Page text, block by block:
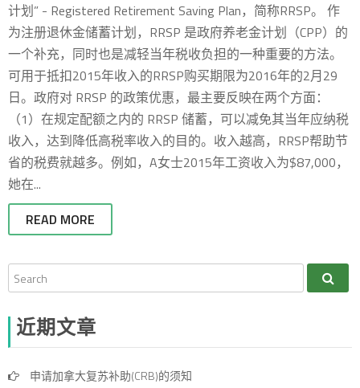
计划” - Registered Retirement Saving Plan，简称RRSP。 作
为注册退休金储蓄计划，RRSP 是政府养老金计划（CPP）的
一个补充，同时也是减轻当年税收负担的一种重要的方法。
可用于抵扣2015年收入的RRSP购买期限为2016年的2月29
日。政府对 RRSP 的政策优惠，最主要反映在两个方面：
（1）在规定配额之内的 RRSP 储蓄，可以减免其当年应纳税
收入，达到降低高税率收入的目的。收入越高，RRSP帮助节
省的税费就越多。例如，A女士2015年工资收入为$87,000，
她在...
READ MORE
近期文章
申请加拿大复苏补助(CRB)的须知